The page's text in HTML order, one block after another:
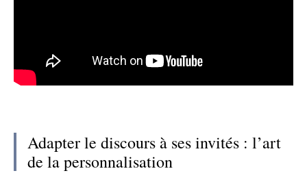
Adapter le discours à ses invités : l’art
de la personnalisation